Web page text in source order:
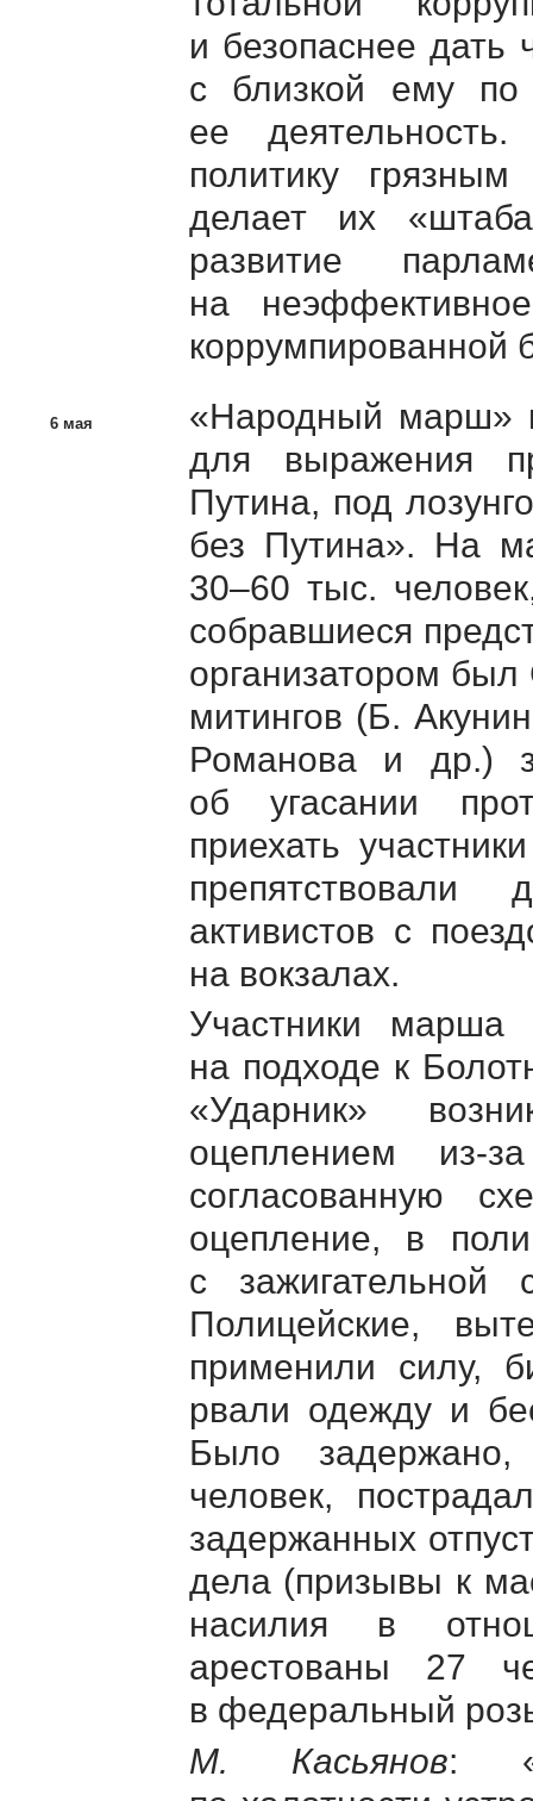
и безопаснее дать
с близкой ему по
ее
политику
делает их
развитие
на
коррумпированной
6 мая
«Народный марш»
для выражения
Путина, под
без Путина». На
30–60 тыс.
собравшиеся
организатором
митингов (Б.
Романова и др.)
об угасании
приехать
препятствовали
активистов с
на вокзалах.
Участники
на подходе к
«Ударник»
оцеплением из-
согласованную
оцепление, в
с зажигательной
Полицейские,
применили силу,
рвали одежду и
Было
человек,
задержанных
дела (призывы к
насилия в
арестованы 27
в федеральный
М. Касьянов: